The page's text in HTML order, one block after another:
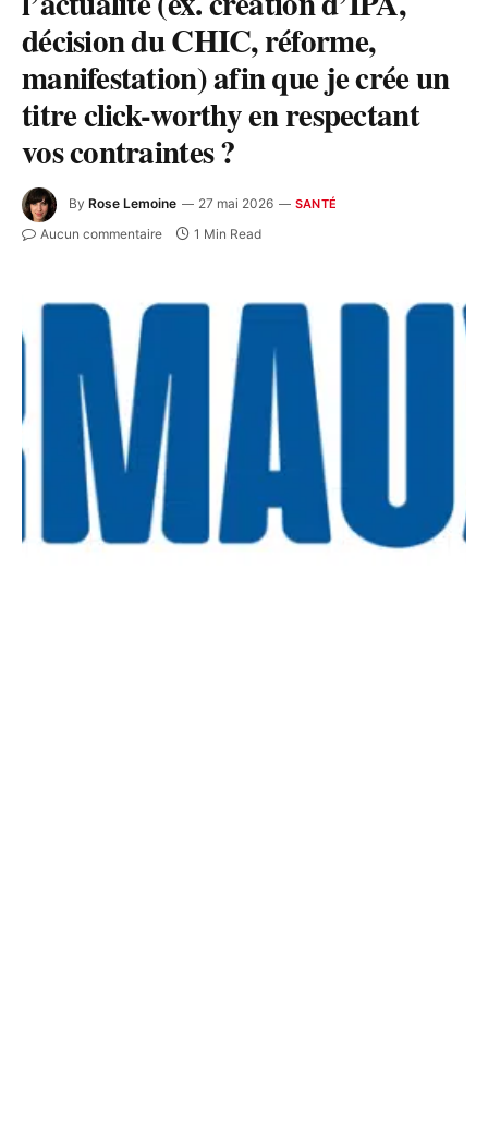
décision du CHIC, réforme,
manifestation) afin que je crée un
titre click-worthy en respectant
vos contraintes ?
By Rose Lemoine 27 mai 2026 SANTÉ
Aucun commentaire 1 Min Read